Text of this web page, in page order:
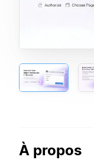
À propos